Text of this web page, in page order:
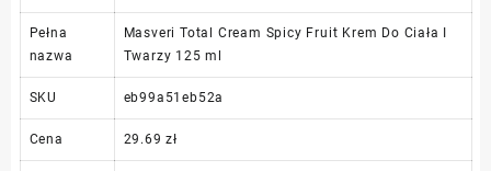
Pełna
nazwa
Masveri Total Cream Spicy Fruit Krem Do Ciała I
Twarzy 125 ml
SKU eb99a51eb52a
Cena 29.69 zł